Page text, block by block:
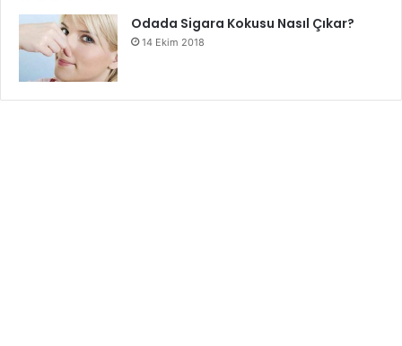
Odada Sigara Kokusu Nasıl Çıkar?
14 Ekim 2018